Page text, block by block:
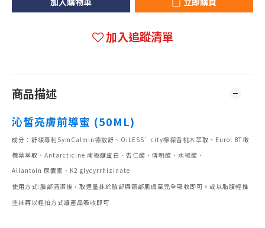
加入追蹤清單
商品描述
沁皙亮膚前導蜜 (50ML)
成分：舒緩專利SymCalmin德敏舒、OiLESS’city檸檬香桃木萃取、Eurol BT橄
欖葉萃取、Antarcticine 南極醣蛋白、杏仁酸、傳明酸、水楊酸、
Allantoin 尿囊素、K2 glycyrrhizinate
使用方式:臉部清潔後，取適量抹於臉部與頸部肌膚至完全吸收即可。或以脂腹輕推
塗抹再以輕拍方式讓產品吸收即可